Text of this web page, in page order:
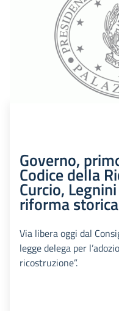
Governo,
Codice della
Curcio,
riforma storica
Via libera oggi dal
legge delega per
ricostruzione”.